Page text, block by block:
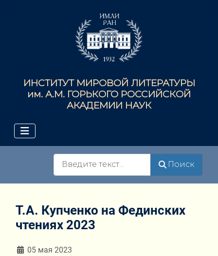
ИНСТИТУТ МИРОВОЙ ЛИТЕРАТУРЫ
им. А.М. ГОРЬКОГО РОССИЙСКОЙ
АКАДЕМИИ НАУК
Поиск
Т.А. Купченко на Фединских
чтениях 2023
Информация о материале
05 мая 2023